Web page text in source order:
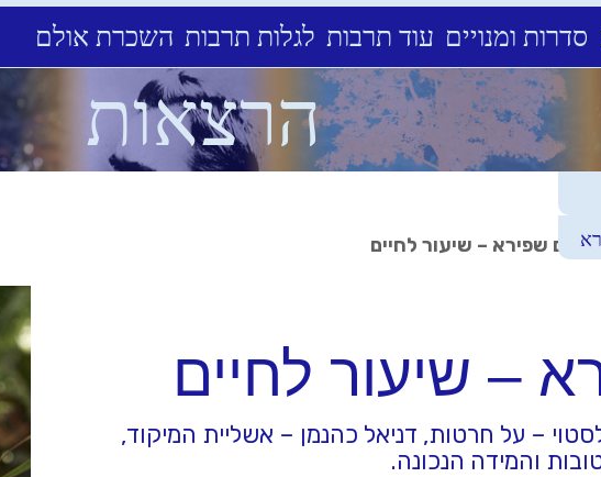
סדרות ומנויים עוד תרבות לגלות תרבות השכרת אולם
הרצאות
חיים שפירא – שיעור לחיים
– שיעור לחיים
– על חרטות, דניאל כהנמן – אשליית המיקוד,
והמידה הנכונה.